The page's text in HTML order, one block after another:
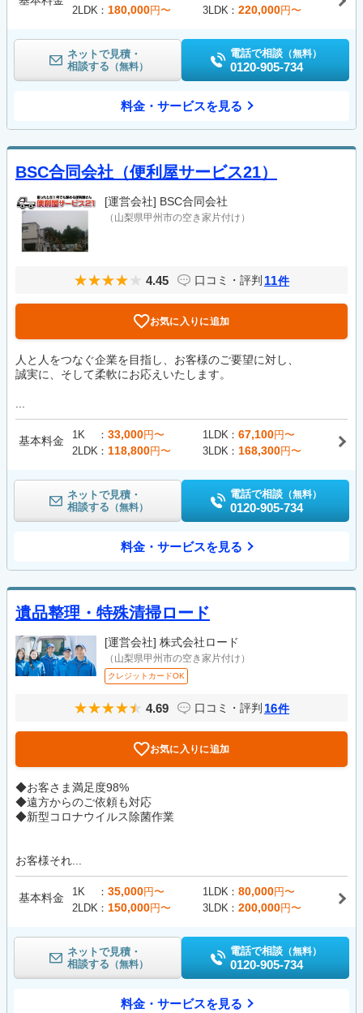
2LDK
180,000円〜 3LDK 220,000円〜
ネットで見積・
相談する （無料）
電話で相談 （無料）
0120-905-734
料金・サービスを見る
BSC合同会社（便利屋サービス21）
[運営会社] BSC合同会社
（山梨県甲州市の空き家片付け）
4.45 口コミ・評判 11件
お気に入りに追加
人と人をつなぐ企業を目指し、お客様のご要望に対し、
誠実に、そして柔軟にお応えいたします。
...
基本料金 1K 33,000円〜 1LDK 67,100円〜
2LDK
118,800円〜 3LDK 168,300円〜
ネットで見積・
相談する （無料）
電話で相談 （無料）
0120-905-734
料金・サービスを見る
遺品整理・特殊清掃ロード
[運営会社] 株式会社ロード
（山梨県甲州市の空き家片付け）
クレジットカードOK
4.69 口コミ・評判 16件
お気に入りに追加
◆お客さま満足度98%
◆遠方からのご依頼も対応
◆新型コロナウイルス除菌作業
お客様それ...
基本料金 1K 35,000円〜 1LDK 80,000円〜
2LDK
150,000円〜 3LDK 200,000円〜
ネットで見積・
相談する （無料）
電話で相談 （無料）
0120-905-734
料金・サービスを見る